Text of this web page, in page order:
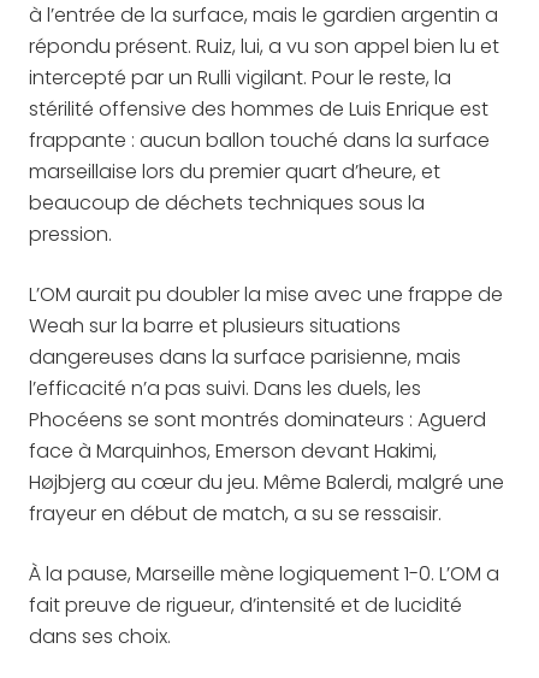
à l’entrée de la surface, mais le gardien argentin a
répondu présent. Ruiz, lui, a vu son appel bien lu et
intercepté par un Rulli vigilant. Pour le reste, la
stérilité offensive des hommes de Luis Enrique est
frappante : aucun ballon touché dans la surface
marseillaise lors du premier quart d’heure, et
beaucoup de déchets techniques sous la
pression.
L’OM aurait pu doubler la mise avec une frappe de
Weah sur la barre et plusieurs situations
dangereuses dans la surface parisienne, mais
l’efficacité n’a pas suivi. Dans les duels, les
Phocéens se sont montrés dominateurs : Aguerd
face à Marquinhos, Emerson devant Hakimi,
Højbjerg au cœur du jeu. Même Balerdi, malgré une
frayeur en début de match, a su se ressaisir.
À la pause, Marseille mène logiquement 1-0. L’OM a
fait preuve de rigueur, d’intensité et de lucidité
dans ses choix.